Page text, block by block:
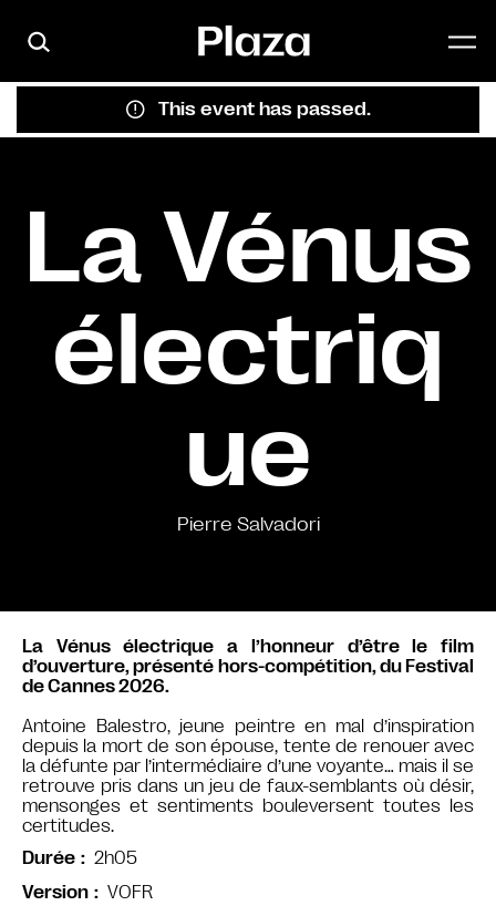
This event has passed.
La Vénus
électriq
ue
Pierre Salvadori
La Vénus électrique a l’honneur d’être le film
d’ouverture, présenté hors-compétition, du Festival
de Cannes 2026.
Antoine Balestro, jeune peintre en mal d’inspiration
depuis la mort de son épouse, tente de renouer avec
la défunte par l’intermédiaire d’une voyante… mais il se
retrouve pris dans un jeu de faux-semblants où désir,
mensonges et sentiments bouleversent toutes les
certitudes.
Durée
2h05
Version
VOFR